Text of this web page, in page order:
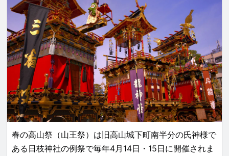
春の高山祭（山王祭）は旧高山城下町南半分の氏神様で
ある日枝神社の例祭で毎年4月14日・15日に開催されま